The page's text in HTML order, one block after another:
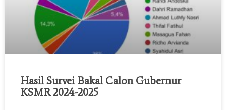
Hasil Survei Bakal Calon Gubernur
KSMR 2024-2025